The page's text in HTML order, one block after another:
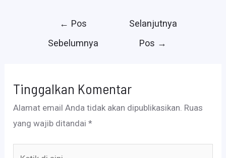
← Pos
Sebelumnya
Selanjutnya
Pos →
Tinggalkan Komentar
Alamat email Anda tidak akan dipublikasikan. Ruas
yang wajib ditandai*